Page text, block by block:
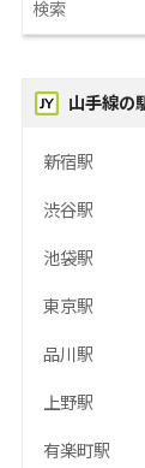
山手線の
新宿駅
渋谷駅
池袋駅
東京駅
品川駅
上野駅
有楽町駅